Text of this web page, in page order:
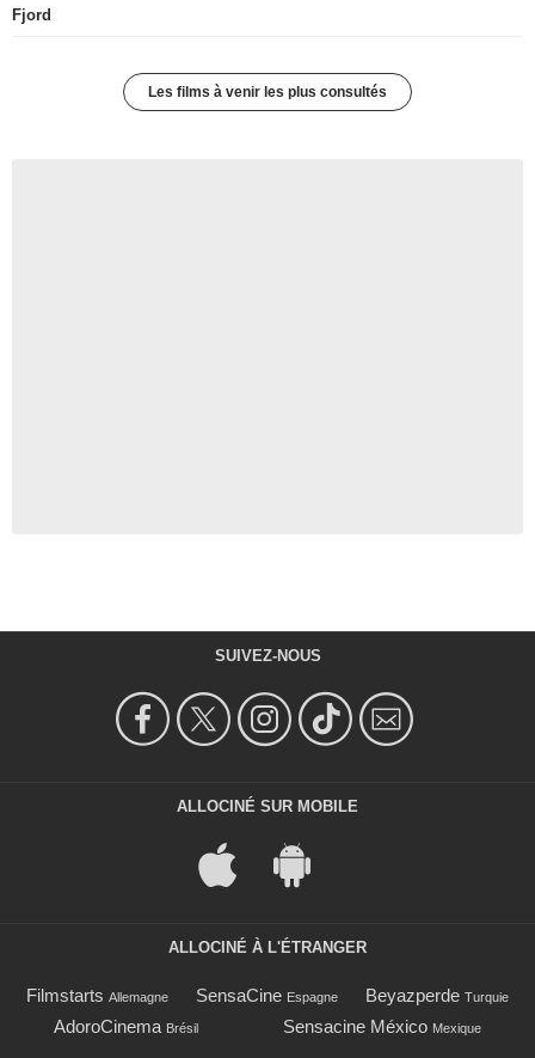
Fjord
Les films à venir les plus consultés
SUIVEZ-NOUS
ALLOCINÉ SUR MOBILE
ALLOCINÉ À L'ÉTRANGER
Filmstarts Allemagne SensaCine Espagne Beyazperde Turquie
AdoroCinema Brésil Sensacine México Mexique